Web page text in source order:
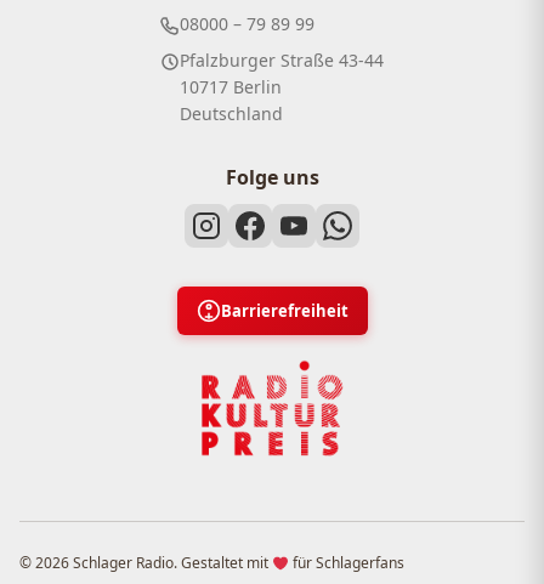
08000 – 79 89 99
Pfalzburger Straße 43-44
10717 Berlin
Deutschland
Folge uns
Barrierefreiheit
© 2026 Schlager Radio. Gestaltet mit
für Schlagerfans